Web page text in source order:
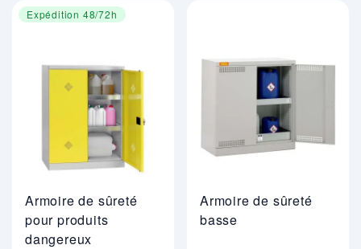
Expédition 48/72h
Armoire de sûreté
pour produits
dangereux
Armoire de sûreté
basse